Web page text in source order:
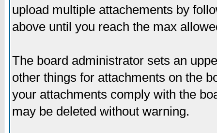
upload multiple attachements by
above until you reach the max
The board administrator sets an
other things for attachments on the
your attachments comply with the
may be deleted without warning.